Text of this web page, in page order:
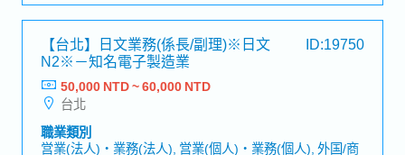
公務車・主要客戶產業：電子相關、醫療產業、容器製造
相關、日用品／雜貨相關產業
・各種休假（特別休假、婚假、喪假、生理假、產檢假、
陪產假、產假、育嬰假）
・退休金
【公司福利】
・獎金：約1.5個月～※依公司營運績效及個人績效發放
・伙食費
・交通津貼
【台北】日文業務(係長/副理)※日文
N2※－知名電子製造業
ID:19750
50,000 NTD ~ 60,000 NTD
台北
職業類別
営業(法人)・業務(法人), 営業(個人)・業務(個人), 外国/商